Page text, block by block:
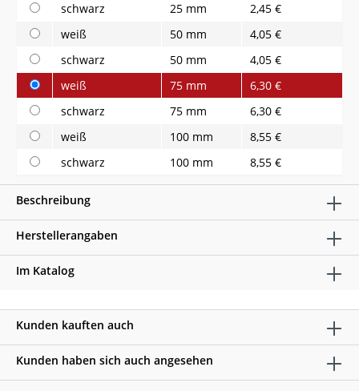
schwarz
25 mm
2,45 €
weiß
50 mm
4,05 €
schwarz
50 mm
4,05 €
weiß
75 mm
6,30 €
schwarz
75 mm
6,30 €
weiß
100 mm
8,55 €
schwarz
100 mm 8,55 €
Beschreibung
Herstellerangaben
Im Katalog
Kunden kauften auch
Kunden haben sich auch angesehen